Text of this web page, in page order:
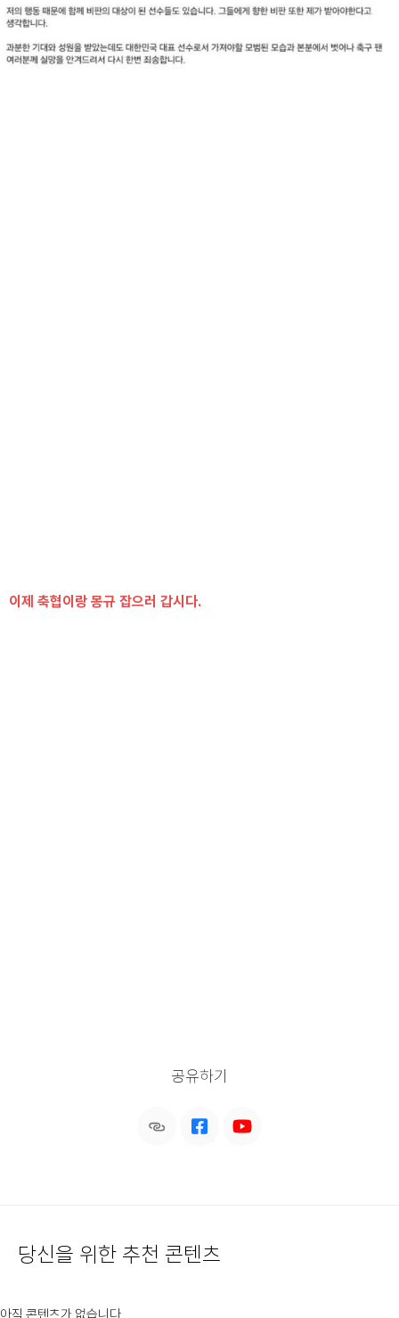
이제 축협이랑 몽규 잡으러 갑시다.
공유하기
당신을 위한 추천 콘텐츠
아직 콘텐츠가 없습니다.